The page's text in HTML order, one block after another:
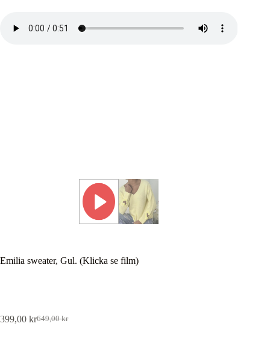
Emilia sweater, Gul. (Klicka se film)
649,00kr
Det
399,00 krDet